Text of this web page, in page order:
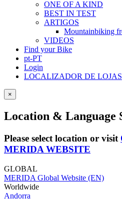
ONE OF A KIND
BEST IN TEST
ARTIGOS
Mountainbiking
VIDEOS
Find your Bike
pt-PT
Login
LOCALIZADOR DE LOJAS
×
Location & Language
Please select location or visit
MERIDA WEBSITE
GLOBAL
MERIDA Global Website (EN)
Worldwide
Andorra